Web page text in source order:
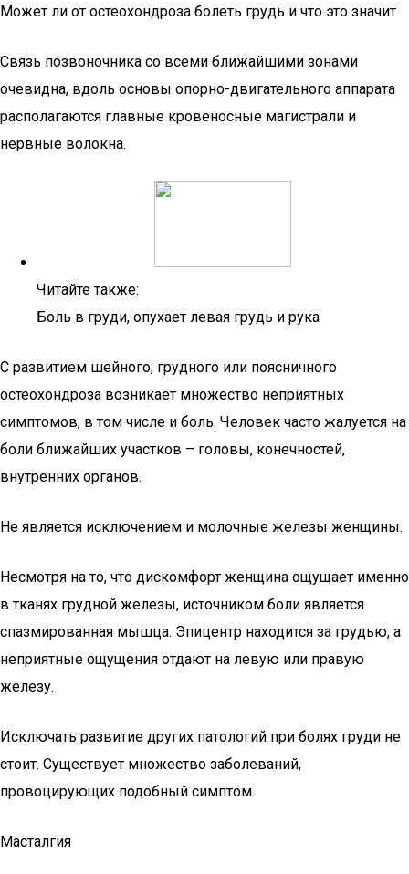
Может ли от остеохондроза болеть грудь и что это значит
Связь позвоночника со всеми ближайшими зонами
очевидна, вдоль основы опорно-двигательного аппарата
располагаются главные кровеносные магистрали и
нервные волокна.
Читайте также:
Боль в груди, опухает левая грудь и рука
С развитием шейного, грудного или поясничного
остеохондроза возникает множество неприятных
симптомов, в том числе и боль. Человек часто жалуется на
боли ближайших участков – головы, конечностей,
внутренних органов.
Не является исключением и молочные железы женщины.
Несмотря на то, что дискомфорт женщина ощущает именно
в тканях грудной железы, источником боли является
спазмированная мышца. Эпицентр находится за грудью, а
неприятные ощущения отдают на левую или правую
железу.
Исключать развитие других патологий при болях груди не
стоит. Существует множество заболеваний,
провоцирующих подобный симптом.
Масталгия